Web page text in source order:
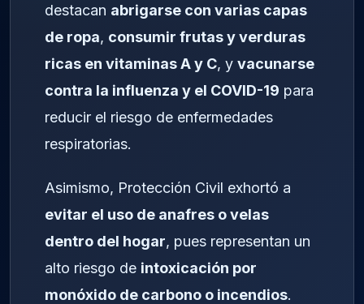
destacan abrigarse con varias capas
de ropa, consumir frutas y verduras
ricas en vitaminas A y C, y vacunarse
contra la influenza y el COVID-19 para
reducir el riesgo de enfermedades
respiratorias.
Asimismo, Protección Civil exhortó a
evitar el uso de anafres o velas
dentro del hogar, pues representan un
alto riesgo de intoxicación por
monóxido de carbono o incendios.